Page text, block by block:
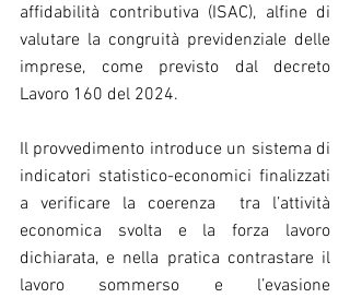
affidabilità contributiva (ISAC), alfine di
valutare la congruità previdenziale delle
imprese, come previsto dal decreto
Lavoro 160 del 2024.
Il provvedimento introduce un sistema di
indicatori statistico-economici finalizzati
a verificare la coerenza  tra l’attività
economica svolta e la forza lavoro
dichiarata, e nella pratica contrastare il
lavoro sommerso e l’evasione